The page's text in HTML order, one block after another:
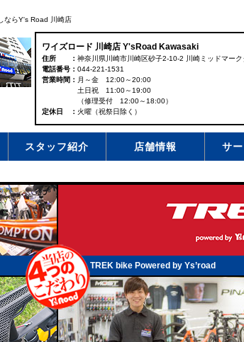
ならY's Road 川崎店
ワイズロード 川崎店 Y'sRoad Kawasaki
住所
神奈川県川崎市川崎区砂子2-10-2 川崎ミッドマー
電話番号
044-221-1531
営業時間
月～金 12:00～20:00
土日祝 11:00～19:00
（修理受付 12:00～18:00）
定休日
火曜（祝祭日除く）
スタッフ紹介 店舗情報 サ
TREK bike Powered by Ys’road